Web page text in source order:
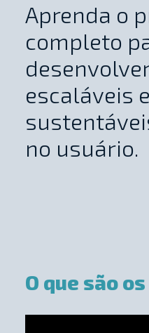
Aprenda o
completo
escaláveis e
no usuário.
O que são